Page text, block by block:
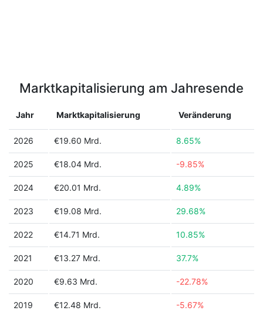
Marktkapitalisierung am Jahresende
Jahr Marktkapitalisierung Veränderung
2026 €19.60 Mrd. 8.65%
2025 €18.04 Mrd. -9.85%
2024 €20.01 Mrd. 4.89%
2023 €19.08 Mrd. 29.68%
2022 €14.71 Mrd. 10.85%
2021 €13.27 Mrd. 37.7%
2020 €9.63 Mrd. -22.78%
2019 €12.48 Mrd. -5.67%